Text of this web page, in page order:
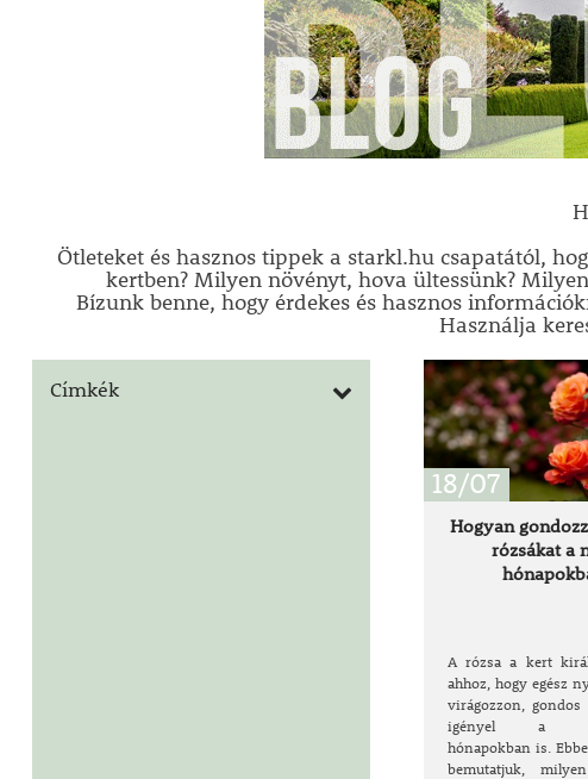
Ötleteket és hasznos tippek a starkl.hu csapatától,
kertben? Milyen növényt, hova ültessünk?
Bízunk benne, hogy érdekes és hasznos
Használja
Címkék
18/07
Hogyan
rózsákat a
A rózsa a kert
ahhoz, hogy egész
virágozzon, gondos
igényel a
hónapokban is.
bemutatjuk,